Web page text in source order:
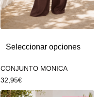
Seleccionar opciones
CONJUNTO MONICA
32,95€